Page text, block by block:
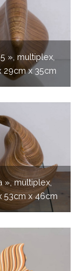
», multiplex,
29cm x 35cm
», multiplex,
53cm x 46cm